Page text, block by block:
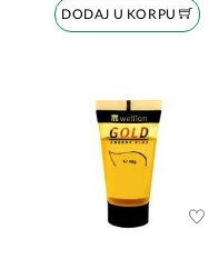
DODAJ U KORPU